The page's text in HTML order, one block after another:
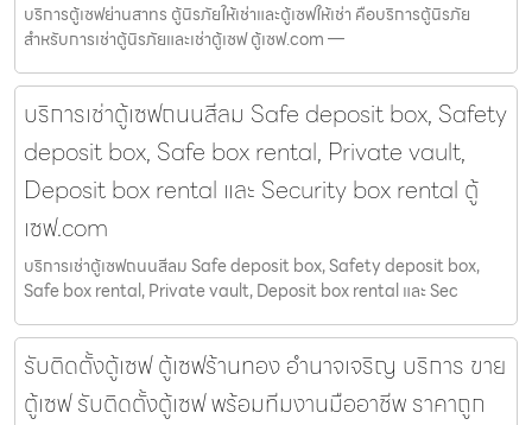
บริการตู้เซฟย่านสาทร ตู้นิรภัยให้เช่าและตู้เซฟให้เช่า คือบริการตู้นิรภัย
สำหรับการเช่าตู้นิรภัยและเช่าตู้เซฟ ตู้เซฟ.com —
บริการเช่าตู้เซฟถนนสีลม Safe deposit box, Safety
deposit box, Safe box rental, Private vault,
Deposit box rental และ Security box rental ตู้
เซฟ.com
บริการเช่าตู้เซฟถนนสีลม Safe deposit box, Safety deposit box,
Safe box rental, Private vault, Deposit box rental และ Sec
รับติดตั้งตู้เซฟ ตู้เซฟร้านทอง อำนาจเจริญ บริการ ขาย
ตู้เซฟ รับติดตั้งตู้เซฟ พร้อมทีมงานมืออาชีพ ราคาถูก